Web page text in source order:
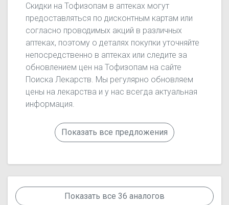
Скидки на Тофизопам в аптеках могут
предоставляться по дисконтным картам или
согласно проводимых акций в различных
аптеках, поэтому о деталях покупки уточняйте
непосредственно в аптеках или следите за
обновлением цен на Тофизопам на сайте
Поиска Лекарств. Мы регулярно обновляем
цены на лекарства и у нас всегда актуальная
информация.
Показать все предложения
Показать все 36 аналогов